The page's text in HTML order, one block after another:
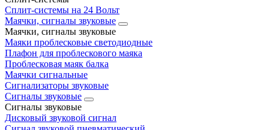
Сплит‑системы на 24 Вольт
Маячки, сигналы звуковые
Маячки, сигналы звуковые
Маяки проблесковые светодиодные
Плафон для проблескового маяка
Проблесковая маяк балка
Маячки сигнальные
Сигнализаторы звуковые
Сигналы звуковые
Сигналы звуковые
Дисковый звуковой сигнал